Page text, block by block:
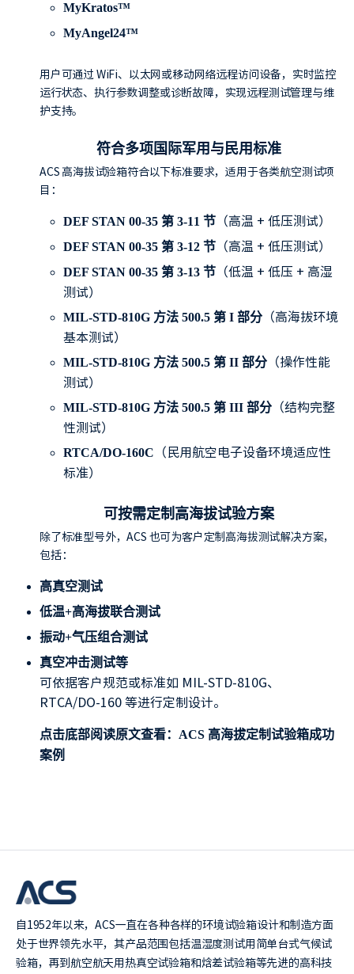
MyKratos™
MyAngel24™
用户可通过 WiFi、以太网或移动网络远程访问设备，实时监控
运行状态、执行参数调整或诊断故障，实现远程测试管理与维
护支持。
符合多项国际军用与民用标准
ACS 高海拔试验箱符合以下标准要求，适用于各类航空测试项
目：
DEF STAN 00-35 第 3-11 节 （高温 + 低压测试）
DEF STAN 00-35 第 3-12 节 （高温 + 低压测试）
DEF STAN 00-35 第 3-13 节 （低温 + 低压 + 高湿
测试）
MIL-STD-810G 方法 500.5 第 I 部分 （高海拔环境
基本测试）
MIL-STD-810G 方法 500.5 第 II 部分 （操作性能
测试）
MIL-STD-810G 方法 500.5 第 III 部分 （结构完整
性测试）
RTCA/DO-160C （民用航空电子设备环境适应性
标准）
可按需定制高海拔试验方案
除了标准型号外，ACS 也可为客户定制高海拔测试解决方案，
包括：
高真空测试
低温+高海拔联合测试
振动+气压组合测试
真空冲击测试等
可依据客户规范或标准如 MIL-STD-810G、
RTCA/DO-160 等进行定制设计。
点击底部阅读原文查看：ACS 高海拔定制试验箱成功
案例
自1952年以来，ACS一直在各种各样的环境试验箱设计和制造方面
处于世界领先水平，其产品范围包括温湿度测试用简单台式气候试
验箱，再到航空航天用热真空试验箱和焓差试验箱等先进的高科技